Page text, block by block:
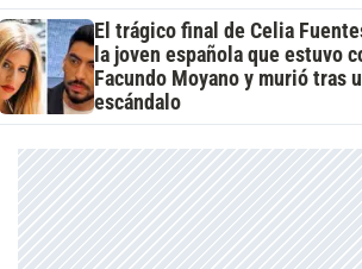
El trágico final de Celia
la joven española que estuvo
Facundo Moyano y murió tras
escándalo